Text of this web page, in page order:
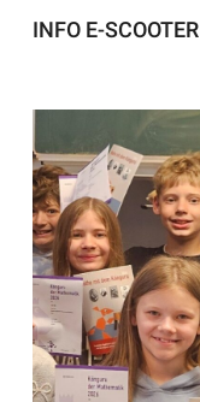
INFO E-SCOOTER